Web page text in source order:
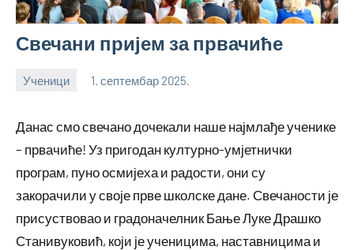
Свечани пријем за првачиће
Ученици 1. септембар 2025.
bstankovic
Данас смо свечано дочекали наше најмлађе ученике
– првачиће! Уз пригодан културно-умјетнички
програм, пуно осмијеха и радости, они су
закорачили у своје прве школске дане. Свечаности је
присуствовао и градоначелник Бање Луке Драшко
Станивуковић, који је ученицима, наставницима и